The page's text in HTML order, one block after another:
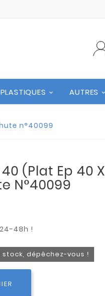
PLASTIQUES AUTRES
n°40099
40 (Plat Ep 40 X
N°40099
dépêchez-vous !